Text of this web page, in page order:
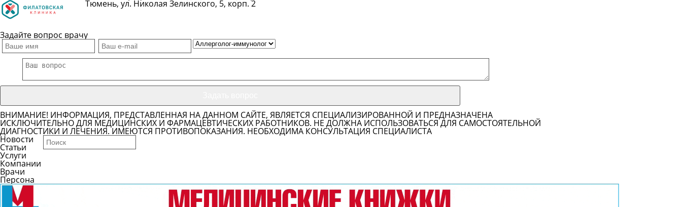
Тюмень, ул. Николая Зелинского, 5, корп. 2
Задайте вопрос врачу
ВНИМАНИЕ! ИНФОРМАЦИЯ, ПРЕДСТАВЛЕННАЯ НА ДАННОМ САЙТЕ, ЯВЛЯЕТСЯ СПЕЦИАЛИЗИРОВАННОЙ И ПРЕДНАЗНАЧЕНА
ИСКЛЮЧИТЕЛЬНО ДЛЯ МЕДИЦИНСКИХ И ФАРМАЦЕВТИЧЕСКИХ РАБОТНИКОВ. НЕ ДОЛЖНА ИСПОЛЬЗОВАТЬСЯ ДЛЯ САМОСТОЯТЕЛЬНОЙ
ДИАГНОСТИКИ И ЛЕЧЕНИЯ. ИМЕЮТСЯ ПРОТИВОПОКАЗАНИЯ. НЕОБХОДИМА КОНСУЛЬТАЦИЯ СПЕЦИАЛИСТА
Новости
Статьи
Услуги
Компании
Врачи
Персона